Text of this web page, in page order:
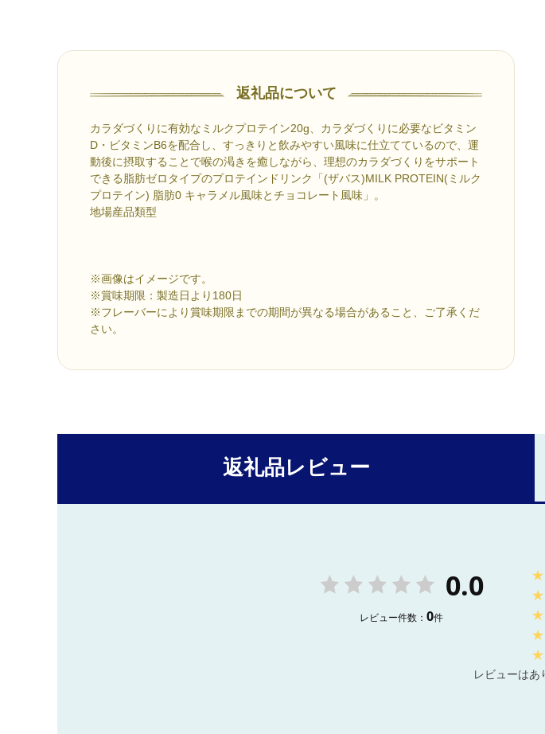
返礼品について
カラダづくりに有効なミルクプロテイン20g、カラダづくりに必要なビタミン
D・ビタミンB6を配合し、すっきりと飲みやすい風味に仕立てているので、運
動後に摂取することで喉の渇きを癒しながら、理想のカラダづくりをサポート
できる脂肪ゼロタイプのプロテインドリンク「(ザバス)MILK PROTEIN(ミルク
プロテイン) 脂肪0 キャラメル風味とチョコレート風味」。
地場産品類型
※画像はイメージです。
※賞味期限：製造日より180日
※フレーバーにより賞味期限までの期間が異なる場合があること、ご了承くだ
さい。
返礼品レビュー
0.0
レビュー件数： 0件
★
★
★
★
★
レビューはあ